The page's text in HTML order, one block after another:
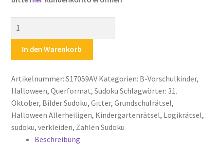
Kinder
Allerheiligen
Sudoku
31.
Oktober
Menge
In den Warenkorb
Artikelnummer: S17059AV Kategorien: B-Vorschulkinder,
Halloween, Querformat, Sudoku Schlagwörter: 31.
Oktober, Bilder Sudoku, Gitter, Grundschulrätsel,
Halloween Allerheiligen, Kindergartenrätsel, Logikrätsel,
sudoku, verkleiden, Zahlen Sudoku
Beschreibung